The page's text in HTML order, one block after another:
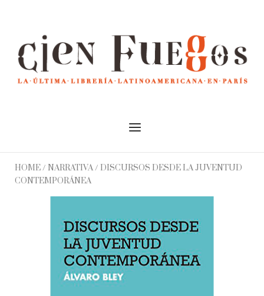
Menu
HOME/ NARRATIVA/ DISCURSOS DESDE LA JUVENTUD
CONTEMPORÁNEA